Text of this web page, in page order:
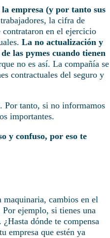
la empresa (y por tanto sus
la cifra de
contrataron en el ejercicio
La no actualización y
las pymes cuando tienen
no es así. La compañía se
contractuales del seguro y
Por tanto, si no informamos
importantes.
y confuso, por eso te
maquinaria, cambios en el
ejemplo, si tienes una
dónde te compensa
empresa que estén ya